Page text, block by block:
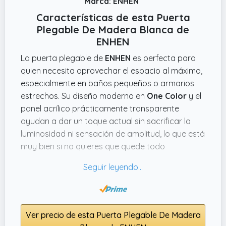
Características de esta Puerta
Plegable De Madera Blanca de
ENHEN
La puerta plegable de ENHEN es perfecta para
quien necesita aprovechar el espacio al máximo,
especialmente en baños pequeños o armarios
estrechos. Su diseño moderno en One Color y el
panel acrílico prácticamente transparente
ayudan a dar un toque actual sin sacrificar la
luminosidad ni sensación de amplitud, lo que está
muy bien si no quieres que quede todo
pliega y se guarda, ocupando mucho menos
espacio que una puerta tradicional. Además, los
rodillos silenciosos y el sistema magnético
Ver precio de esta Puerta Plegable De Madera